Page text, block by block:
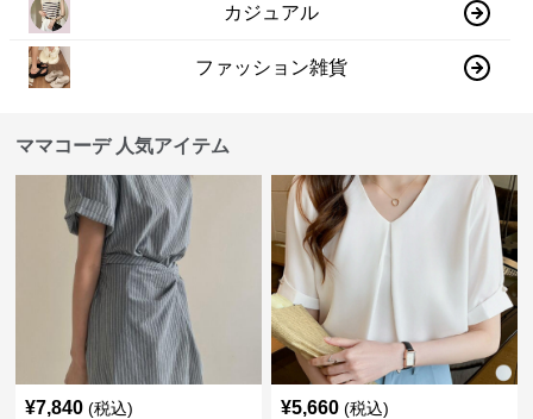
カジュアル
ファッション雑貨
ママコーデ 人気アイテム
¥7,840 (税込) ¥5,660 (税込)